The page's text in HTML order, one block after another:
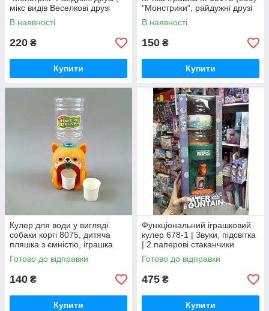
мікс видів Веселкові друзі
В наявності
220 ₴
Купити
"Монстрики", райдужні друзі
В наявності
150 ₴
Купити
Кулер для води у вигляді
собаки коргі 8075, дитяча
пляшка з ємністю, іграшка
для прогулянок, 3 кольори
Готово до відправки
140 ₴
Купити
Функціональний іграшковий
кулер 678-1 | Звуки, підсвітка
| 2 паперові стаканчики
Готово до відправки
475 ₴
Купити